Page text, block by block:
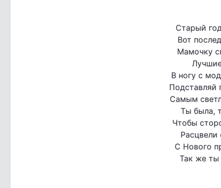
Старый
Вот
Мамочку
В ногу с
Подставляй
Самым
Ты была,
Чтобы
Расцвели
С Нового
Так же ты